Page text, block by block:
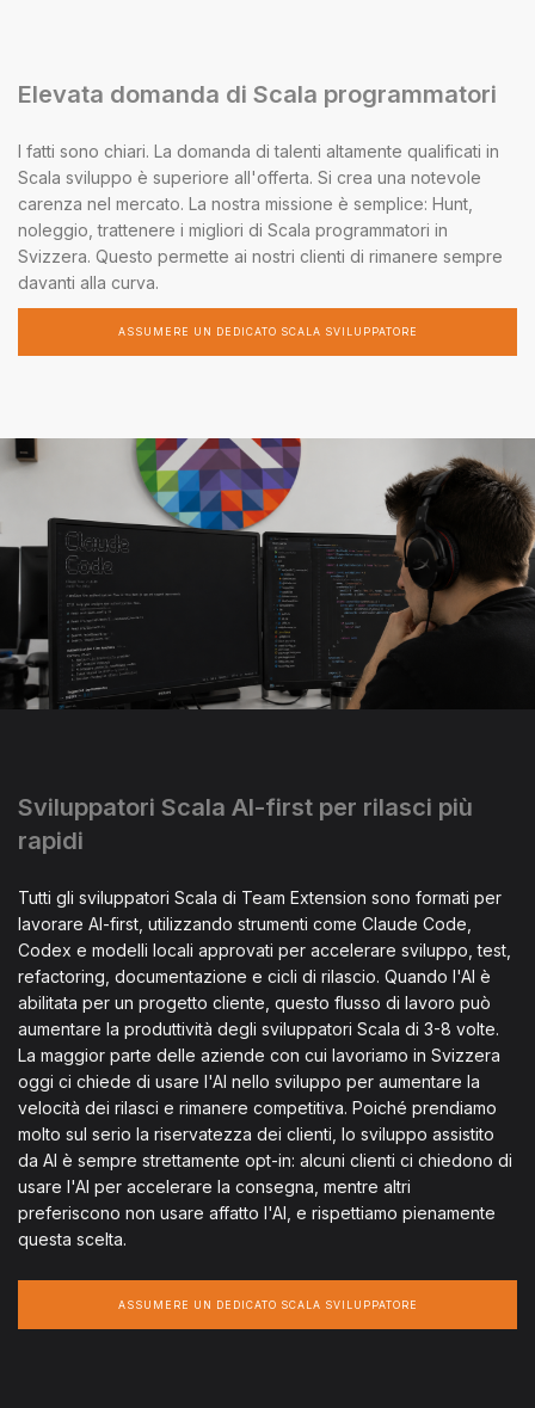
Elevata domanda di Scala programmatori
I fatti sono chiari. La domanda di talenti altamente qualificati in
Scala sviluppo è superiore all'offerta. Si crea una notevole
carenza nel mercato. La nostra missione è semplice: Hunt,
noleggio, trattenere i migliori di Scala programmatori in
Svizzera. Questo permette ai nostri clienti di rimanere sempre
davanti alla curva.
ASSUMERE UN DEDICATO SCALA SVILUPPATORE
Sviluppatori Scala AI-first per rilasci più
rapidi
Tutti gli sviluppatori Scala di Team Extension sono formati per
lavorare AI-first, utilizzando strumenti come Claude Code,
Codex e modelli locali approvati per accelerare sviluppo, test,
refactoring, documentazione e cicli di rilascio. Quando l'AI è
abilitata per un progetto cliente, questo flusso di lavoro può
aumentare la produttività degli sviluppatori Scala di 3-8 volte.
La maggior parte delle aziende con cui lavoriamo in Svizzera
oggi ci chiede di usare l'AI nello sviluppo per aumentare la
velocità dei rilasci e rimanere competitiva. Poiché prendiamo
molto sul serio la riservatezza dei clienti, lo sviluppo assistito
da AI è sempre strettamente opt-in: alcuni clienti ci chiedono di
usare l'AI per accelerare la consegna, mentre altri
preferiscono non usare affatto l'AI, e rispettiamo pienamente
questa scelta.
ASSUMERE UN DEDICATO SCALA SVILUPPATORE